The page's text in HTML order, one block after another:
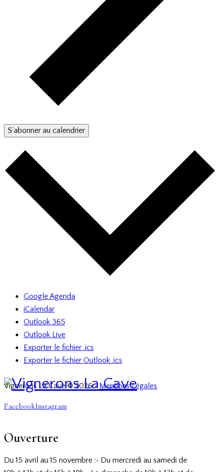
S’abonner au calendrier
Google Agenda
iCalendar
Outlook 365
Outlook Live
Exporter le fichier .ics
Exporter le fichier Outlook .ics
Vignerons La Cave © 2026 •Mentions Légales
FacebookInstagram
Ouverture
Du 15 avril au 15 novembre :• Du mercredi au samedi de